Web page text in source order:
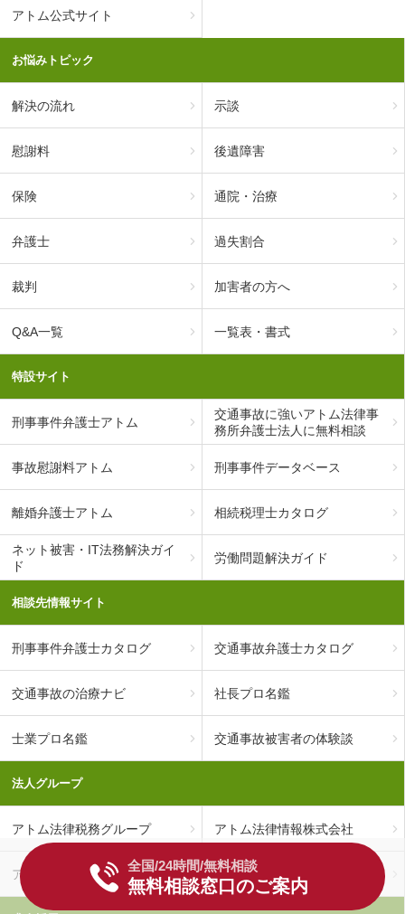
全国/24時間/無料相談
無料相談窓口のご案内
アトム公式サイト
お悩みトピック
解決の流れ 示談
慰謝料 後遺障害
保険 通院・治療
弁護士 過失割合
裁判 加害者の方へ
Q&A一覧 一覧表・書式
特設サイト
刑事事件弁護士アトム
交通事故に強いアトム法律事
務所弁護士法人に無料相談
事故慰謝料アトム 刑事事件データベース
離婚弁護士アトム 相続税理士カタログ
ネット被害・IT法務解決ガイ
ド
労働問題解決ガイド
相談先情報サイト
刑事事件弁護士カタログ 交通事故弁護士カタログ
交通事故の治療ナビ 社長プロ名鑑
士業プロ名鑑 交通事故被害者の体験談
法人グループ
アトム法律税務グループ アトム法律情報株式会社
アトム法律事務所弁護士法人 アトム相続税理士事務所